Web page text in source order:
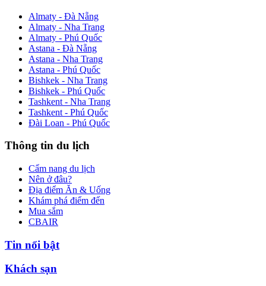
Almaty - Đà Nẵng
Almaty - Nha Trang
Almaty - Phú Quốc
Astana - Đà Nẵng
Astana - Nha Trang
Astana - Phú Quốc
Bishkek - Nha Trang
Bishkek - Phú Quốc
Tashkent - Nha Trang
Tashkent - Phú Quốc
Đài Loan - Phú Quốc
Thông tin du lịch
Cẩm nang du lịch
Nên ở đâu?
Địa điểm Ăn & Uống
Khám phá điểm đến
Mua sắm
CBAIR
Tin nổi bật
Khách sạn